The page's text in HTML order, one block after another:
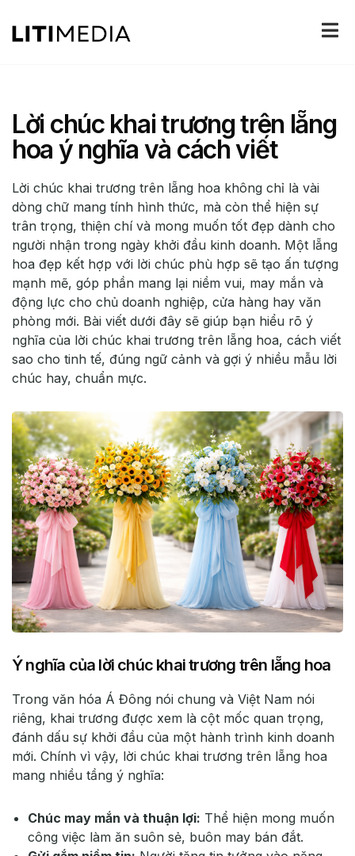
Lời chúc khai trương trên lẵng
hoa ý nghĩa và cách viết
Lời chúc khai trương trên lẵng hoa không chỉ là vài
dòng chữ mang tính hình thức, mà còn thể hiện sự
trân trọng, thiện chí và mong muốn tốt đẹp dành cho
người nhận trong ngày khởi đầu kinh doanh. Một lẵng
hoa đẹp kết hợp với lời chúc phù hợp sẽ tạo ấn tượng
mạnh mẽ, góp phần mang lại niềm vui, may mắn và
động lực cho chủ doanh nghiệp, cửa hàng hay văn
phòng mới. Bài viết dưới đây sẽ giúp bạn hiểu rõ ý
nghĩa của lời chúc khai trương trên lẵng hoa, cách viết
sao cho tinh tế, đúng ngữ cảnh và gợi ý nhiều mẫu lời
chúc hay, chuẩn mực.
Ý nghĩa của lời chúc khai trương trên lẵng hoa
Trong văn hóa Á Đông nói chung và Việt Nam nói
riêng, khai trương được xem là cột mốc quan trọng,
đánh dấu sự khởi đầu của một hành trình kinh doanh
mới. Chính vì vậy, lời chúc khai trương trên lẵng hoa
mang nhiều tầng ý nghĩa:
Chúc may mắn và thuận lợi: Thể hiện mong muốn
công việc làm ăn suôn sẻ, buôn may bán đắt.